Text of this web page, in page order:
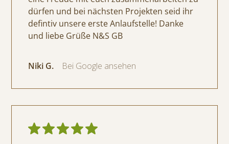
dürfen und bei nächsten Projekten seid ihr
defintiv unsere erste Anlaufstelle! Danke
und liebe Grüße N&S GB
Niki G. Bei Google ansehen